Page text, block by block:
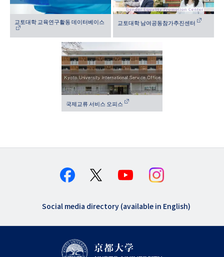
교토대학 교육연구활동 데이터베이스 교토대학 남여공동참가추진센터
국제교류 서비스 오피스
Social media directory (available in English)